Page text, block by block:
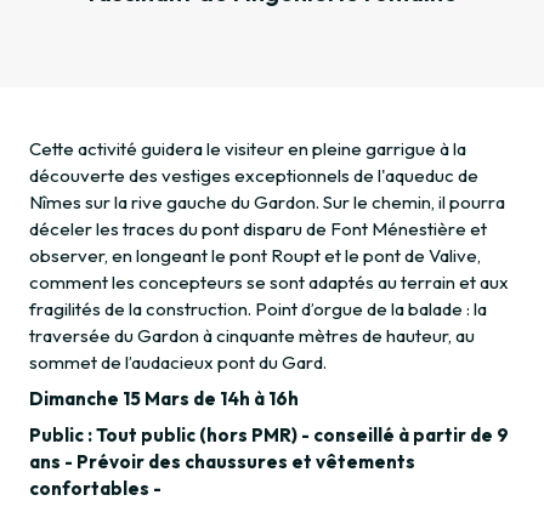
Cette activité guidera le visiteur en pleine garrigue à la
découverte des vestiges exceptionnels de l'aqueduc de
Nîmes sur la rive gauche du Gardon. Sur le chemin, il pourra
déceler les traces du pont disparu de Font Ménestière et
observer, en longeant le pont Roupt et le pont de Valive,
comment les concepteurs se sont adaptés au terrain et aux
fragilités de la construction. Point d’orgue de la balade : la
traversée du Gardon à cinquante mètres de hauteur, au
sommet de l’audacieux pont du Gard.
Dimanche 15 Mars de 14h à 16h
Public : Tout public (hors PMR) - conseillé à partir de 9
ans - Prévoir des chaussures et vêtements
confortables -